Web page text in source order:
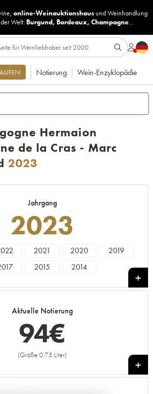
online-Weinauktionshaus undWeinhandlung
Welt: Burgund, Bordeaux, Champagne...
Notierung Wein-Enzyklopädie
Hermaion
de la Cras - Marc
2023
Jahrgang
2023
2021 2020
2019
2015 2014
Aktuelle Notierung
94€
(Größe 0,75 Liter)
+